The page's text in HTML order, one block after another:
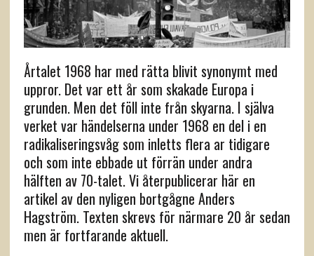
Årtalet 1968 har med rätta blivit synonymt med
uppror. Det var ett år som skakade Europa i
grunden. Men det föll inte från skyarna. I själva
verket var händelserna under 1968 en del i en
radikaliseringsvåg som inletts flera ar tidigare
och som inte ebbade ut förrän under andra
hälften av 70-talet. Vi återpublicerar här en
artikel av den nyligen bortgågne Anders
Hagström. Texten skrevs för närmare 20 år sedan
men är fortfarande aktuell.